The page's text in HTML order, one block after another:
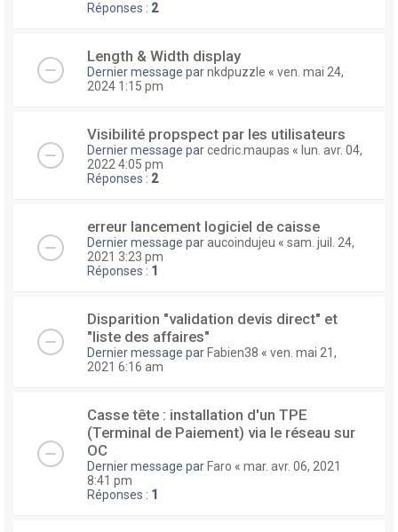
Réponses : 2
Length & Width display
Dernier message parnkdpuzzle « ven. mai 24,
2024 1:15 pm
Visibilité propspect par les utilisateurs
Dernier message parcedric.maupas « lun. avr. 04,
2022 4:05 pm
Réponses : 2
erreur lancement logiciel de caisse
Dernier message paraucoindujeu « sam. juil. 24,
2021 3:23 pm
Réponses : 1
Disparition "validation devis direct" et
"liste des affaires"
Dernier message parFabien38 « ven. mai 21,
2021 6:16 am
Casse tête : installation d'un TPE
(Terminal de Paiement) via le réseau sur
OC
Dernier message parFaro « mar. avr. 06, 2021
8:41 pm
Réponses : 1